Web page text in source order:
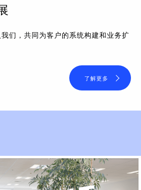
们，共同为客户的系统构建和业务扩
了解更多